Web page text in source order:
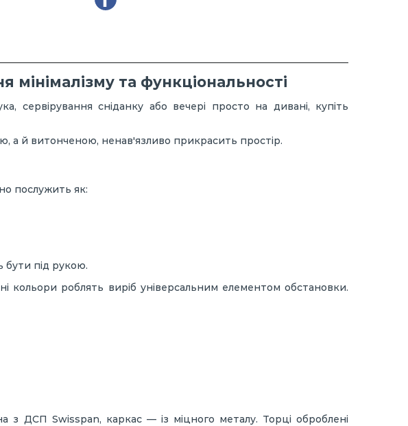
та функціональності
сервірування сніданку або вечері просто на дивані, купіть
а й витонченою, ненав'язливо прикрасить простір.
послужить як:
бути під рукою.
кольори роблять виріб універсальним елементом обстановки.
з ДСП Swisspan, каркас — із міцного металу. Торці оброблені